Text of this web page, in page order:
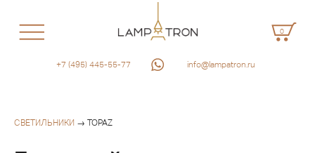
0
+7 (495) 445-55-77 info@lampatron.ru
СВЕТИЛЬНИКИ → TOPAZ